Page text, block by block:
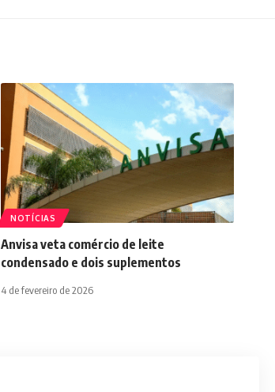
NOTÍCIAS
Anvisa veta comércio de leite
condensado e dois suplementos
4 de fevereiro de 2026